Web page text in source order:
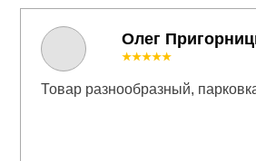
Олег
★★★★★
Товар разнообразный,